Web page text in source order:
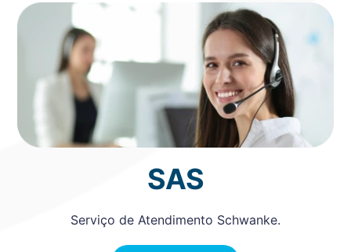
SAS
Serviço de Atendimento Schwanke.